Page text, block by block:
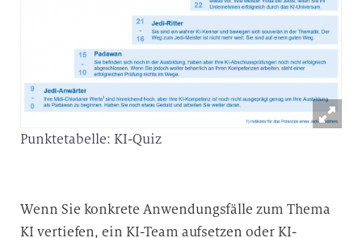
Punktetabelle: KI-Quiz
Wenn Sie konkrete Anwendungsfälle zum Thema
KI vertiefen, ein KI-Team aufsetzen oder KI-